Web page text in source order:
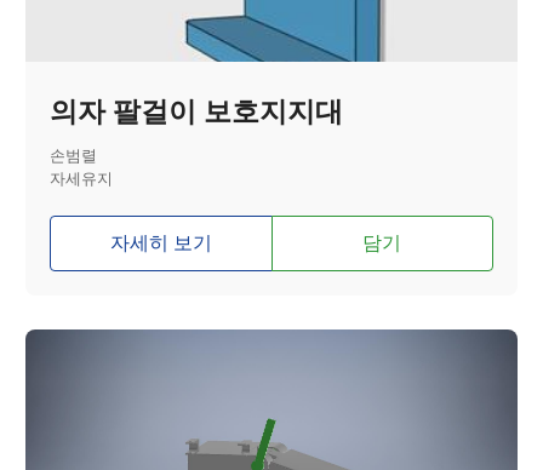
의자 팔걸이 보호지지대
손범렬
자세유지
자세히 보기 담기